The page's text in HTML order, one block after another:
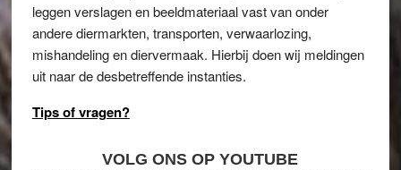
leggen verslagen en beeldmateriaal vast van onder
andere diermarkten, transporten, verwaarlozing,
mishandeling en diervermaak. Hierbij doen wij meldingen
uit naar de desbetreffende instanties.
Tips of vragen?
VOLG ONS OP YOUTUBE